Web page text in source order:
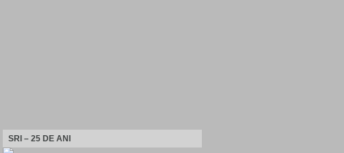
SRI – 25 DE ANI